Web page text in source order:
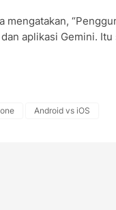
mengatakan,
aplikasi Gemini.
Android vs iOS